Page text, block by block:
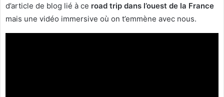
d’article de blog lié à ce road trip dans l’ouest de la France
mais une vidéo immersive où on t’emmène avec nous.